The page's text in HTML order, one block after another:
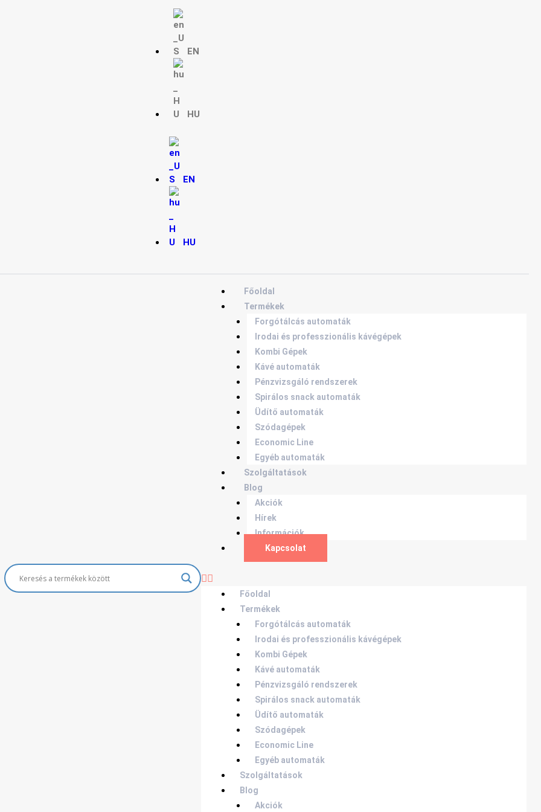
EN
HU
EN
HU
Főoldal
Termékek
Forgótálcás automaták
Irodai és professzionális kávégépek
Kombi Gépek
Kávé automaták
Pénzvizsgáló rendszerek
Spirálos snack automaták
Üdítő automaták
Szódagépek
Economic Line
Egyéb automaták
Szolgáltatások
Blog
Akciók
Hírek
Információk
Kapcsolat
Főoldal
Termékek
Forgótálcás automaták
Irodai és professzionális kávégépek
Kombi Gépek
Kávé automaták
Pénzvizsgáló rendszerek
Spirálos snack automaták
Üdítő automaták
Szódagépek
Economic Line
Egyéb automaták
Szolgáltatások
Blog
Akciók
x 85 cm